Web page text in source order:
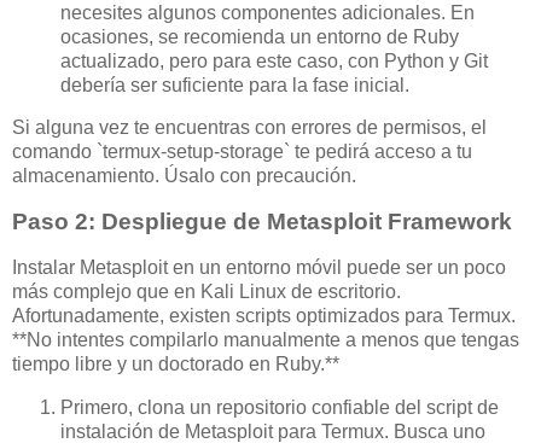
necesites algunos componentes adicionales. En
ocasiones, se recomienda un entorno de Ruby
actualizado, pero para este caso, con Python y Git
debería ser suficiente para la fase inicial.
Si alguna vez te encuentras con errores de permisos, el
comando `termux-setup-storage` te pedirá acceso a tu
almacenamiento. Úsalo con precaución.
Paso 2: Despliegue de Metasploit Framework
Instalar Metasploit en un entorno móvil puede ser un poco
más complejo que en Kali Linux de escritorio.
Afortunadamente, existen scripts optimizados para Termux.
**No intentes compilarlo manualmente a menos que tengas
tiempo libre y un doctorado en Ruby.**
Primero, clona un repositorio confiable del script de
instalación de Metasploit para Termux. Busca uno